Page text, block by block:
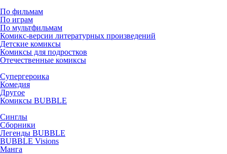
По фильмам
По играм
По мультфильмам
Комикс-версии литературных произведений
Детские комиксы
Комиксы для подростков
Отечественные комиксы
Супергероика
Комедия
Другое
Комиксы BUBBLE
Синглы
Сборники
Легенды BUBBLE
BUBBLE Visions
Манга